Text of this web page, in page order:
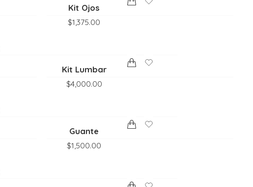
Kit Ojos
$1,375.00
Kit Lumbar
$4,000.00
Guante
$1,500.00